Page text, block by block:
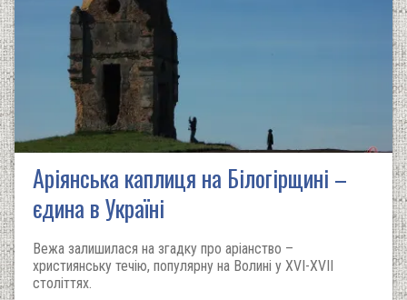
Аріянська каплиця на Білогірщині –
єдина в Україні
Вежа залишилася на згадку про аріанство –
християнську течію, популярну на Волині у XVI-XVII
століттях.